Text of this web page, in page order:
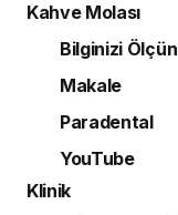
Kahve Molası
Bilginizi Ölçün
Makale
Paradental
YouTube
Klinik